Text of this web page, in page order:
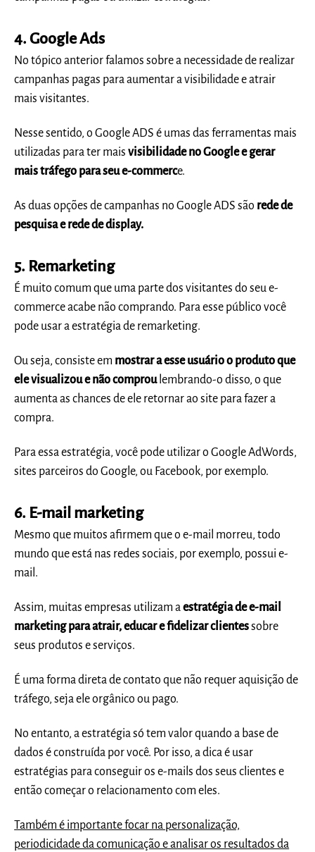
4. Google Ads
No tópico anterior falamos sobre a necessidade de realizar
campanhas pagas para aumentar a visibilidade e atrair
mais visitantes.
Nesse sentido, o Google ADS é umas das ferramentas mais
utilizadas para ter maisvisibilidade no Google e gerar
mais tráfego para seu e-commerce.
As duas opções de campanhas no Google ADS são rede de
pesquisa e rede de display.
5. Remarketing
É muito comum que uma parte dos visitantes do seu e-
commerce acabe não comprando. Para esse público você
pode usar a estratégia de remarketing.
Ou seja, consiste em mostrar a esse usuário o produto que
ele visualizou e não comproulembrando-o disso, o que
aumenta as chances de ele retornar ao site para fazer a
compra.
Para essa estratégia, você pode utilizar o Google AdWords,
sites parceiros do Google, ou Facebook, por exemplo.
6. E-mail marketing
Mesmo que muitos afirmem que o e-mail morreu, todo
mundo que está nas redes sociais, por exemplo, possui e-
mail.
Assim, muitas empresas utilizam aestratégia de e-mail
marketing para atrair, educar e fidelizar clientessobre
seus produtos e serviços.
É uma forma direta de contato que não requer aquisição de
tráfego, seja ele orgânico ou pago.
No entanto, a estratégia só tem valor quando a base de
dados é construída por você. Por isso, a dica é usar
estratégias para conseguir os e-mails dos seus clientes e
então começar o relacionamento com eles.
Também é importante focar na personalização,
periodicidade da comunicação e analisar os resultados da